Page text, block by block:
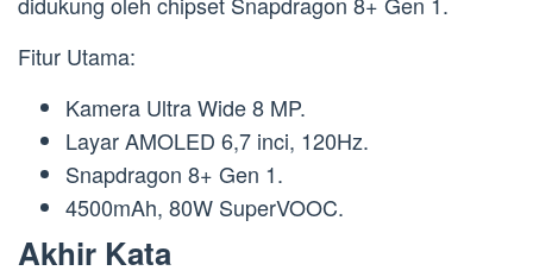
Fitur Utama:
Kamera Ultra Wide 8 MP.
Layar AMOLED 6,7 inci, 120Hz.
Snapdragon 8+ Gen 1.
4500mAh, 80W SuperVOOC.
Akhir Kata